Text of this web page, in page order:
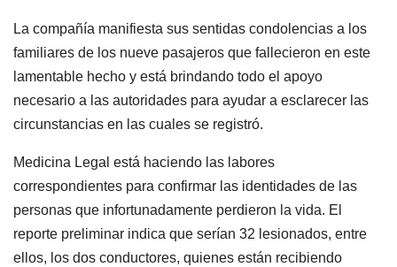
La compañía manifiesta sus sentidas condolencias a los
familiares de los nueve pasajeros que fallecieron en este
lamentable hecho y está brindando todo el apoyo
necesario a las autoridades para ayudar a esclarecer las
circunstancias en las cuales se registró.
Medicina Legal está haciendo las labores
correspondientes para confirmar las identidades de las
personas que infortunadamente perdieron la vida. El
reporte preliminar indica que serían 32 lesionados, entre
ellos, los dos conductores, quienes están recibiendo